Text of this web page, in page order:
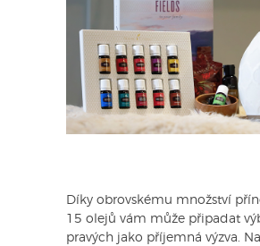
Díky obrovskému množství
15 olejů vám může připadat
pravých jako příjemná výzva.